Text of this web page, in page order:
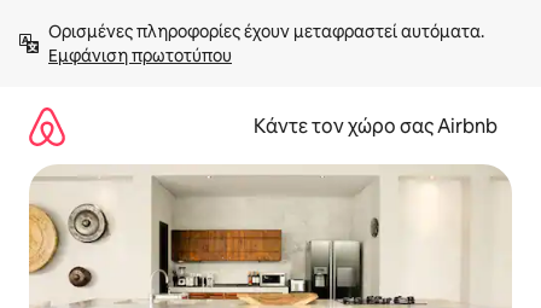
στο
περιεχόμενοΕμφάνιση πρωτοτύπου
Κάντε τον χώρο σας Airbnb